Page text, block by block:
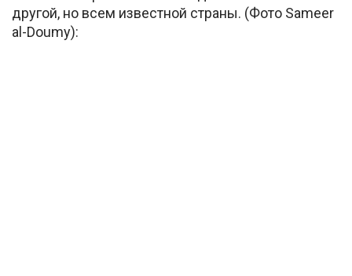
другой, но всем известной страны. (Фото Sameer
al-Doumy):